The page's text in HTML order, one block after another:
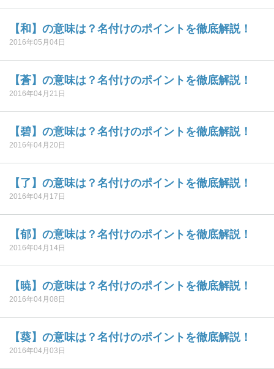
【和】の意味は？名付けのポイントを徹底解説！
2016年05月04日
【蒼】の意味は？名付けのポイントを徹底解説！
2016年04月21日
【碧】の意味は？名付けのポイントを徹底解説！
2016年04月20日
【了】の意味は？名付けのポイントを徹底解説！
2016年04月17日
【郁】の意味は？名付けのポイントを徹底解説！
2016年04月14日
【暁】の意味は？名付けのポイントを徹底解説！
2016年04月08日
【葵】の意味は？名付けのポイントを徹底解説！
2016年04月03日